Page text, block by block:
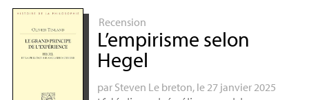
Recension
L’empirisme selon
Hegel
par Steven Le breton, le 27 janvier 2025